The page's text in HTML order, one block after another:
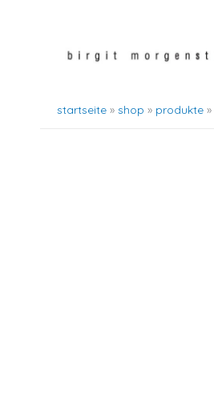
inhalt
startseite shop produkte